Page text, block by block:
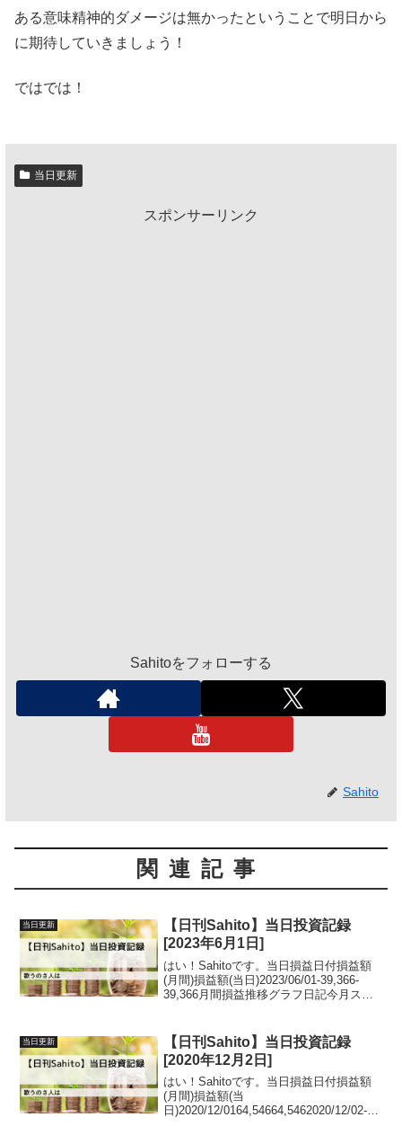
ある意味精神的ダメージは無かったということで明日から
に期待していきましょう！
ではでは！
当日更新
スポンサーリンク
Sahitoをフォローする
Sahito
関連記事
当日更新
【日刊Sahito】当日投資記録
[2023年6月1日]
はい！Sahitoです。当日損益日付損益額
(月間)損益額(当日)2023/06/01-39,366-
39,366月間損益推移グラフ日記今月スタ
あがってきません。。諦めず...
当日更新
【日刊Sahito】当日投資記録
[2020年12月2日]
はい！Sahitoです。当日損益日付損益額
(月間)損益額(当
日)2020/12/0164,54664,5462020/12/02-